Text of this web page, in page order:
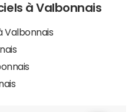
à Valbonnais
Valbonnais